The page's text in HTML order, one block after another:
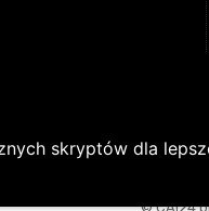
skryptów dla
©